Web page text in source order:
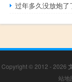
过年多久没放炮了
Copyright © 2012 - 2026
站地